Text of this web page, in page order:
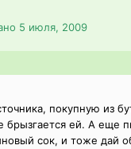
5 июля, 2009
покупную из
брызгается ей. А еще
сок, и тоже дай